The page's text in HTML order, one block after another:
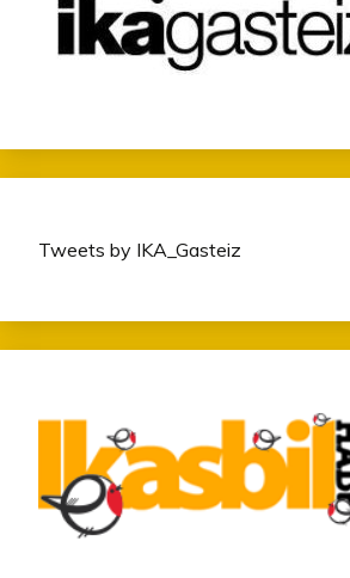
Tweets by IKA_Gasteiz